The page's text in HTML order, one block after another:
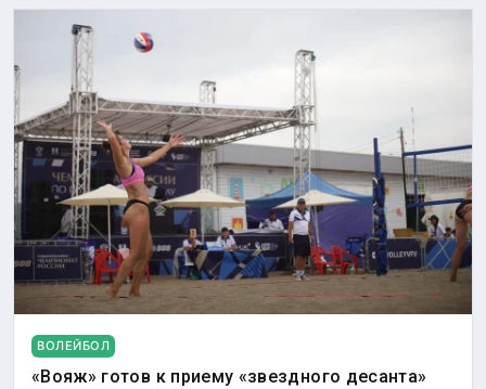
ВОЛЕЙБОЛ
«Вояж» готов к приему «звездного десанта»